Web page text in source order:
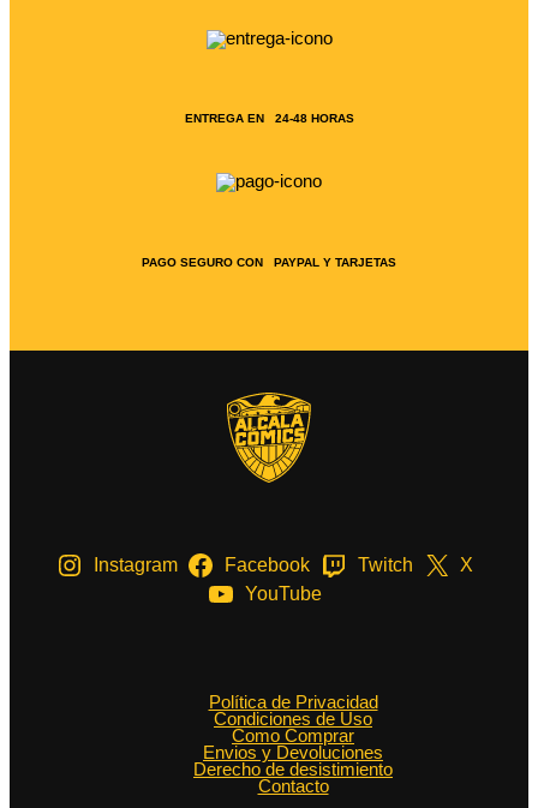
ENTREGA EN 24-48 HORAS
PAGO SEGURO CON PAYPAL Y TARJETAS
Instagram Facebook Twitch
X
YouTube
Política de Privacidad
Condiciones de Uso
Como Comprar
Envios y Devoluciones
Derecho de desistimiento
Contacto